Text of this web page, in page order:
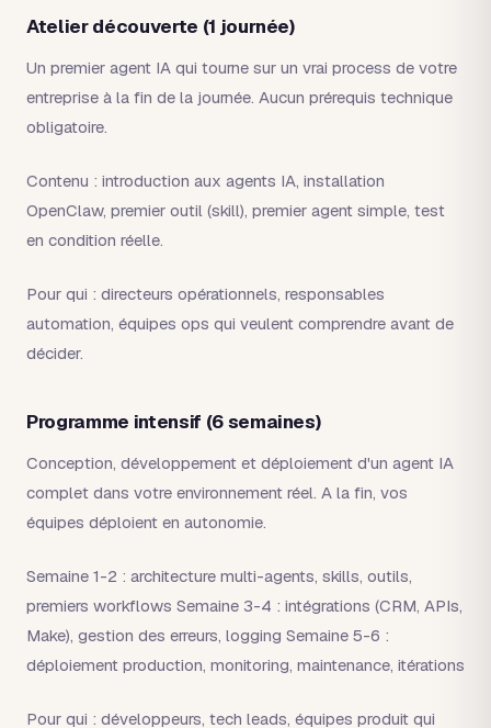
Atelier découverte (1 journée)
Un premier agent IA qui tourne sur un vrai process de votre
entreprise à la fin de la journée. Aucun prérequis technique
obligatoire.
Contenu : introduction aux agents IA, installation
OpenClaw, premier outil (skill), premier agent simple, test
en condition réelle.
Pour qui : directeurs opérationnels, responsables
automation, équipes ops qui veulent comprendre avant de
décider.
Programme intensif (6 semaines)
Conception, développement et déploiement d'un agent IA
complet dans votre environnement réel. A la fin, vos
équipes déploient en autonomie.
Semaine 1-2 : architecture multi-agents, skills, outils,
premiers workflows Semaine 3-4 : intégrations (CRM, APIs,
Make), gestion des erreurs, logging Semaine 5-6 :
déploiement production, monitoring, maintenance, itérations
Pour qui : développeurs, tech leads, équipes produit qui